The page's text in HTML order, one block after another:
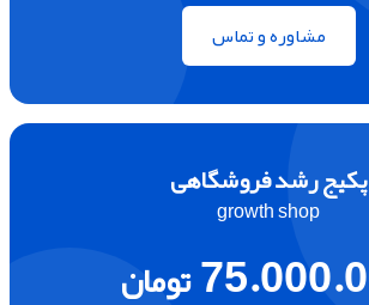
مشاوره و تماس
پکیج رشد فروشگاهی
growth shop
تومان